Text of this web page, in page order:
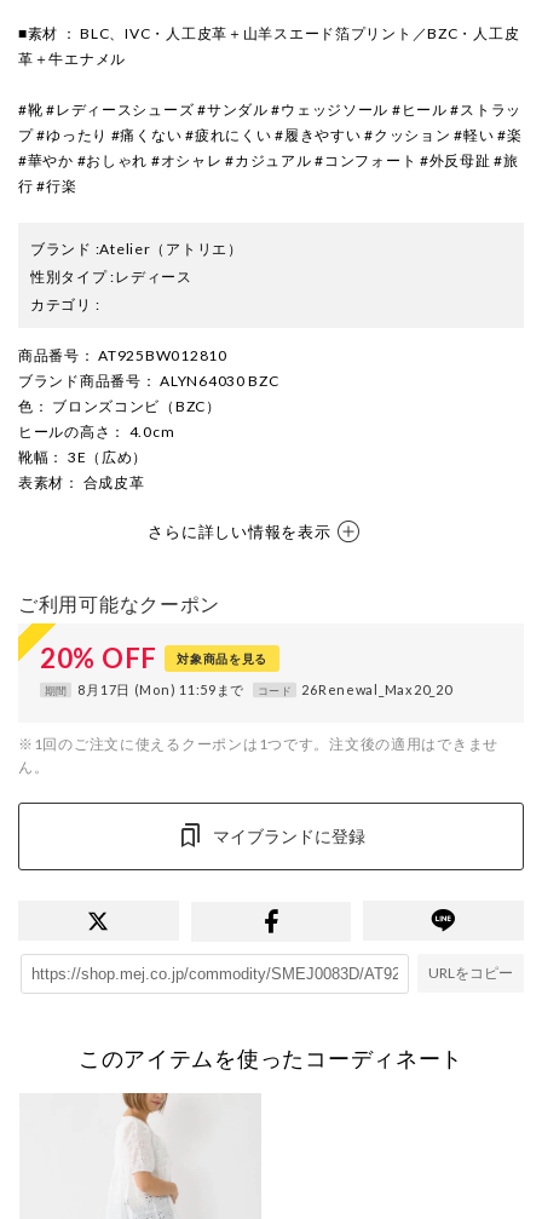
■素材 ： BLC、IVC・人工皮革＋山羊スエード箔プリント／BZC・人工皮
革＋牛エナメル
#靴 #レディースシューズ #サンダル #ウェッジソール #ヒール #ストラッ
プ #ゆったり #痛くない #疲れにくい #履きやすい #クッション #軽い #楽
#華やか #おしゃれ #オシャレ #カジュアル #コンフォート #外反母趾 #旅
行 #行楽
ブランド :Atelier （アトリエ）
性別タイプ:レディース
カテゴリ :
商品番号 ： AT925BW012810
ブランド商品番号 ： ALYN64030 BZC
色 ： ブロンズコンビ（BZC）
ヒールの高さ ： 4.0cm
靴幅 ： 3E（広め）
表素材 ： 合成皮革
さらに詳しい情報を表示
ご利用可能なクーポン
20% OFF 対象商品を見る
期間 8月17日 (Mon) 11:59まで コード 26Renewal_Max20_20
※1回のご注文に使えるクーポンは1つです。注文後の適用はできませ
ん。
マイブランドに登録
URLをコピー
このアイテムを使ったコーディネート